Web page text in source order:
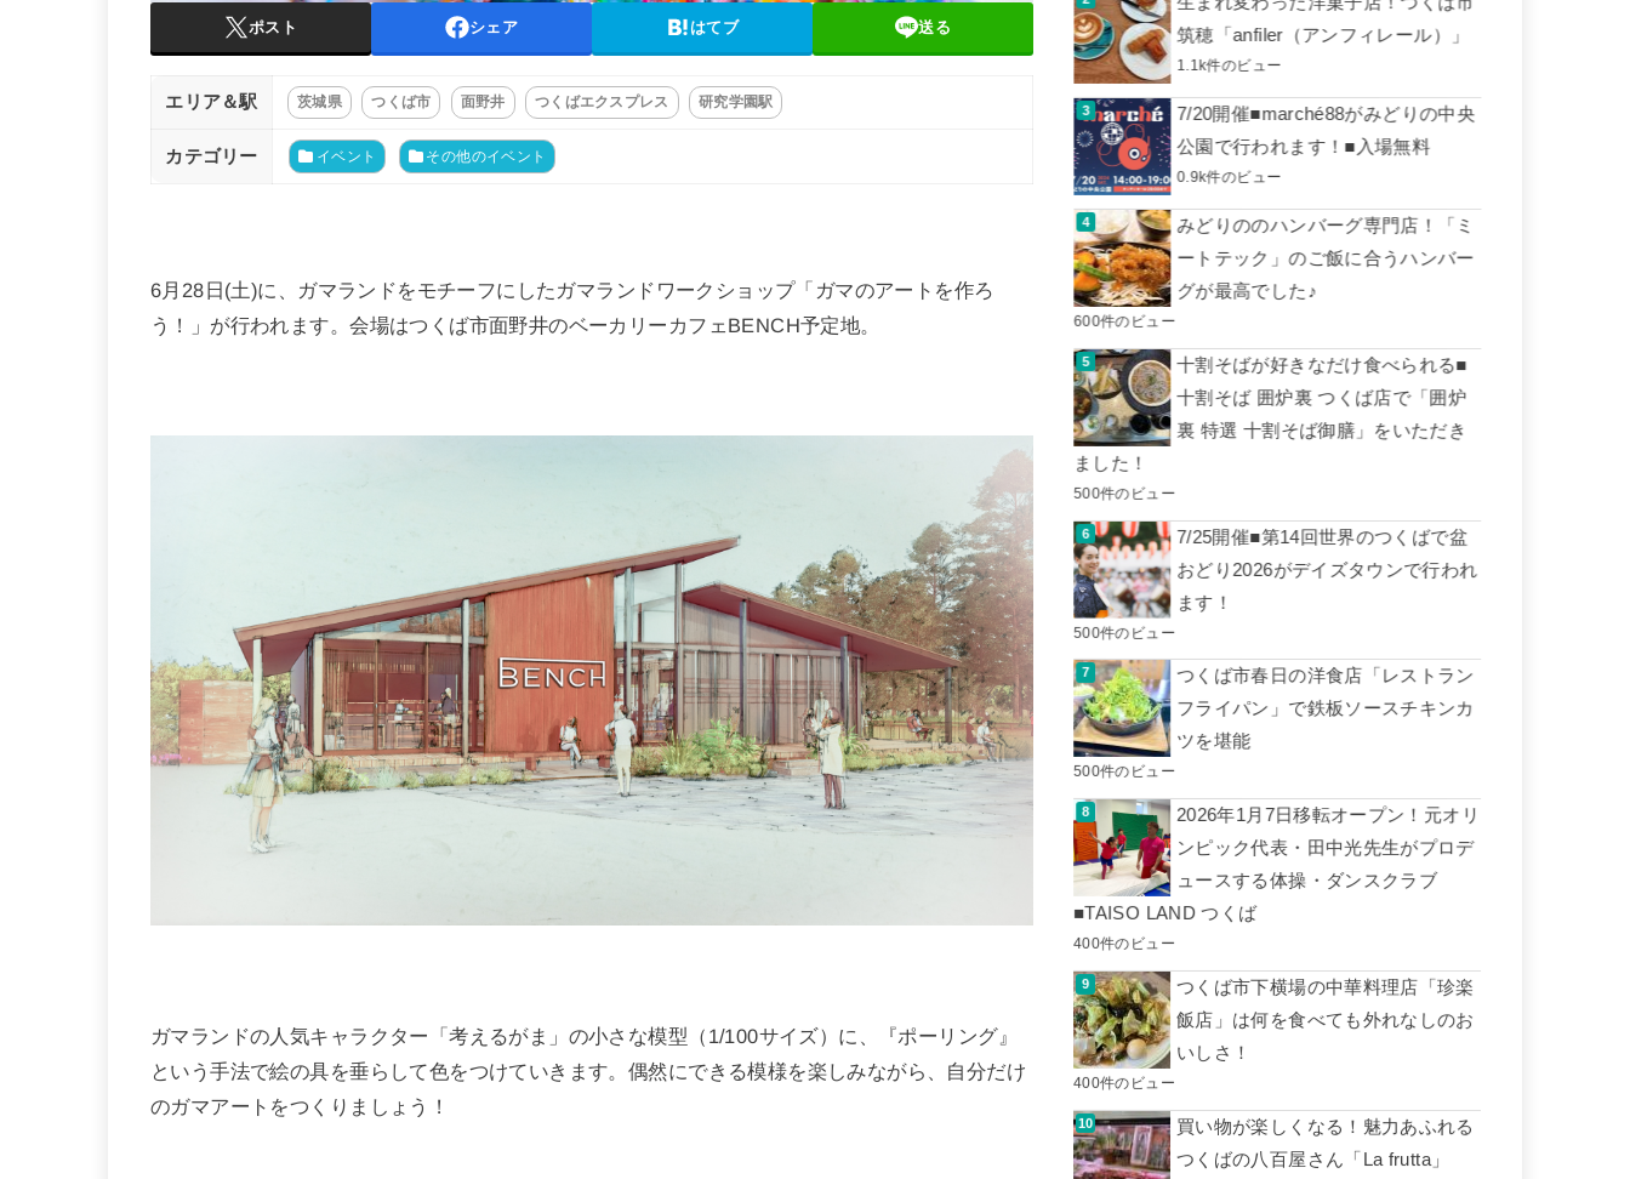
ポスト シェア はてブ 送る
エリア＆駅 茨城県 つくば市 面野井 つくばエクスプレス 研究学園駅
カテゴリー イベント その他のイベント
6月28日(土)に、ガマランドをモチーフにしたガマランドワークショップ「ガマのアートを作ろ
う！」が行われます。会場はつくば市面野井のベーカリーカフェBENCH予定地。
ガマランドの人気キャラクター「考えるがま」の小さな模型（1/100サイズ）に、『ポーリング』
という手法で絵の具を垂らして色をつけていきます。偶然にできる模様を楽しみながら、自分だけ
のガマアートをつくりましょう！
筑穂「anfiler（アンフィレール）」
1.1k件のビュー
7/20開催■marché88がみどりの中央
公園で行われます！■入場無料
0.9k件のビュー
みどりののハンバーグ専門店！「ミ
ートテック」のご飯に合うハンバー
グが最高でした♪
600件のビュー
十割そばが好きなだけ食べられる■
十割そば 囲炉裏 つくば店で「囲炉
裏 特選 十割そば御膳」をいただき
ました！
500件のビュー
7/25開催■第14回世界のつくばで盆
おどり2026がデイズタウンで行われ
ます！
500件のビュー
つくば市春日の洋食店「レストラン
フライパン」で鉄板ソースチキンカ
ツを堪能
500件のビュー
2026年1月7日移転オープン！元オリ
ンピック代表・田中光先生がプロデ
ュースする体操・ダンスクラブ
■TAISO LAND つくば
400件のビュー
つくば市下横場の中華料理店「珍楽
飯店」は何を食べても外れなしのお
いしさ！
400件のビュー
買い物が楽しくなる！魅力あふれる
つくばの八百屋さん「La frutta」